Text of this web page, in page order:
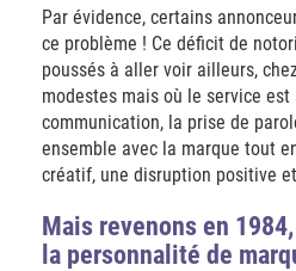
Par évidence, certains
ce problème ! Ce déficit de
poussés à aller voir ailleurs,
modestes mais où le service
communication, la prise de
ensemble avec la marque tout
créatif, une disruption positive
Mais revenons en
la personnalité de